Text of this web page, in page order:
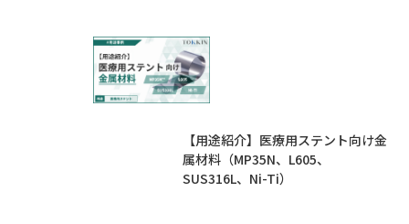
【用途紹介】医療用ステント向け金
属材料（MP35N、L605、
SUS316L、Ni-Ti）